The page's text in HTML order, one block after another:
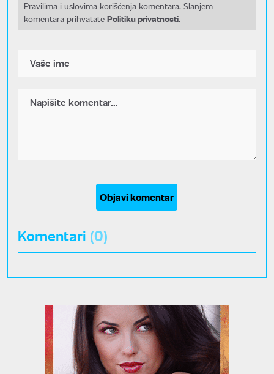
Pravilima i uslovima korišćenja komentara. Slanjem
komentara prihvatate Politiku privatnosti.
Objavi komentar
Komentari (0)